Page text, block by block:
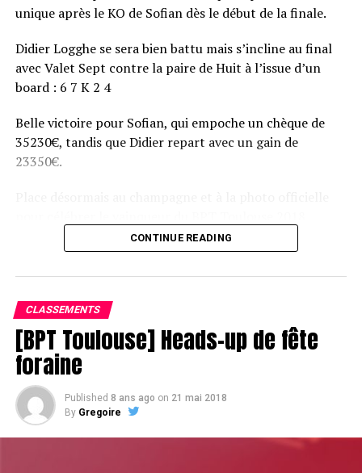
RELATED TOPICS:
Double up pour Jonathan Duhamel
DON'T MISS
Steve O'Dwyer busto
unique après le KO de Sofian dès le début de la finale.
Didier Logghe se sera bien battu mais s’incline au final
avec Valet Sept contre la paire de Huit à l’issue d’un
board : 6 7 K 2 4
Belle victoire pour Sofian, qui empoche un chèque de
35230€, tandis que Didier repart avec un gain de
23350€.
CONTINUE READING
CLASSEMENTS
[BPT Toulouse] Heads-up de fête
foraine
Published 8 ans ago on 21 mai 2018
By Gregoire